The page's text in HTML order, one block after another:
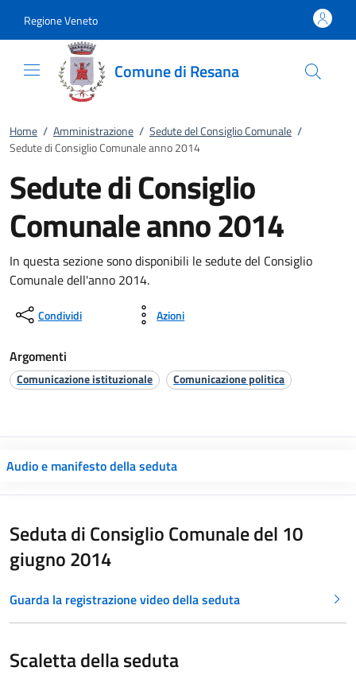
Regione Veneto
Comune di Resana
Home / Amministrazione / Sedute del Consiglio Comunale /
Sedute di Consiglio Comunale anno 2014
Sedute di Consiglio
Comunale anno 2014
In questa sezione sono disponibili le sedute del Consiglio
Comunale dell'anno 2014.
Condividi Azioni
Argomenti
Comunicazione istituzionale Comunicazione politica
Audio e manifesto della seduta
Seduta di Consiglio Comunale del 10
giugno 2014
Guarda la registrazione video della seduta
Scaletta della seduta